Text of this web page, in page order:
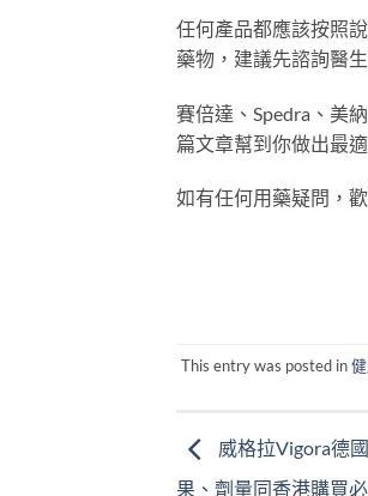
任何產品都應該按照
藥物，建議先諮詢醫
賽倍達、Spedra、美
篇文章幫到你做出最
如有任何用藥疑問，
This entry was posted in
威格拉Vigora德
果、劑量同香港購買